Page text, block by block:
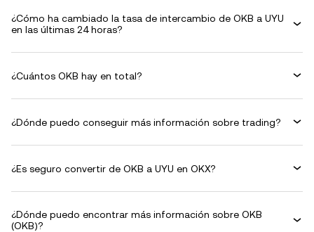
¿Cómo ha cambiado la tasa de intercambio de OKB a UYU
en las últimas 24 horas?
¿Cuántos OKB hay en total?
¿Dónde puedo conseguir más información sobre trading?
¿Es seguro convertir de OKB a UYU en OKX?
¿Dónde puedo encontrar más información sobre OKB
(OKB)?